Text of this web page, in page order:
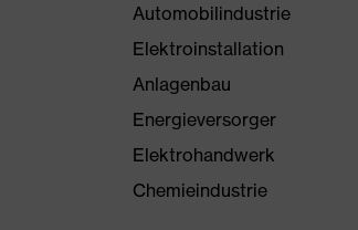
Automobilindustrie
Elektroinstallation
Anlagenbau
Energieversorger
Elektrohandwerk
Chemieindustrie